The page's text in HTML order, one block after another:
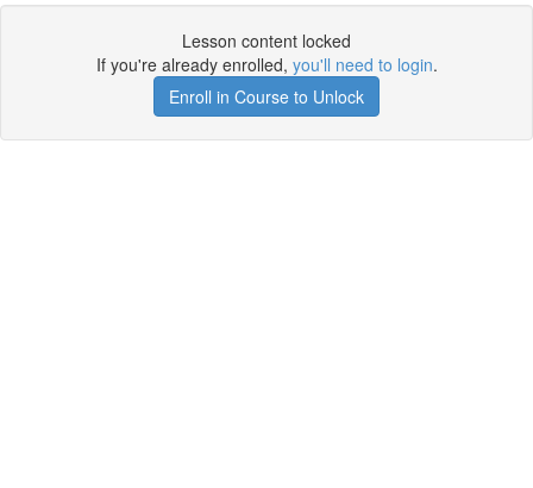
Lesson content locked
If you're already enrolled, you'll need to login.
Enroll in Course to Unlock